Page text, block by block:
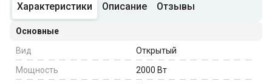
Характеристики Описание Отзывы
Основные
Вид
Открытый
Мощность
2000 Вт